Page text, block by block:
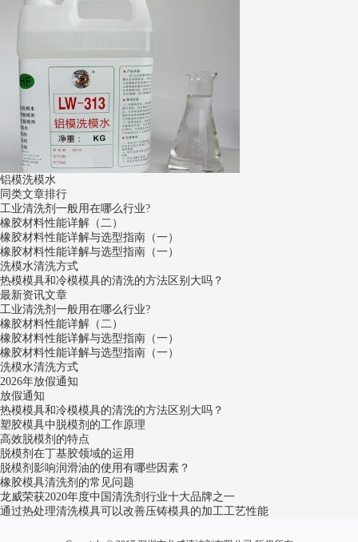
铝模洗模水
同类文章排行
工业清洗剂一般用在哪么行业?
橡胶材料性能详解（二）
橡胶材料性能详解与选型指南（一）
橡胶材料性能详解与选型指南（一）
洗模水清洗方式
热模模具和冷模模具的清洗的方法区别大吗？
最新资讯文章
工业清洗剂一般用在哪么行业?
橡胶材料性能详解（二）
橡胶材料性能详解与选型指南（一）
橡胶材料性能详解与选型指南（一）
洗模水清洗方式
2026年放假通知
放假通知
热模模具和冷模模具的清洗的方法区别大吗？
塑胶模具中脱模剂的工作原理
高效脱模剂的特点
脱模剂在丁基胶领域的运用
脱模剂影响润滑油的使用有哪些因素？
橡胶模具清洗剂的常见问题
龙威荣获2020年度中国清洗剂行业十大品牌之一
通过热处理清洗模具可以改善压铸模具的加工工艺性能